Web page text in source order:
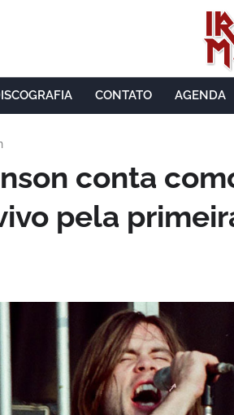
CONTATO AGENDA
conta
pela